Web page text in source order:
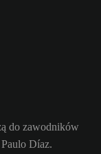
do zawodników
Díaz.